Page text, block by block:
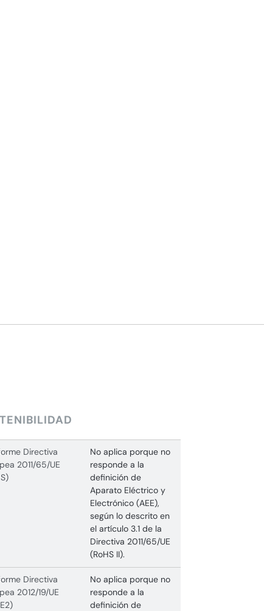
Directiva
2011/65/UE
No aplica porque no
responde a la
definición de
Aparato Eléctrico y
Electrónico (AEE),
según lo descrito en
el artículo 3.1 de la
Directiva 2011/65/UE
(RoHS II).
Directiva
2012/19/UE
No aplica porque no
responde a la
definición de